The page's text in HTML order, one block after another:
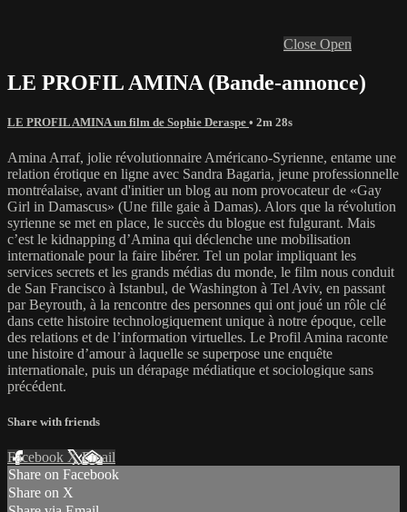
Close Open
LE PROFIL AMINA (Bande-annonce)
LE PROFIL AMINA un film de Sophie Deraspe • 2m 28s
Amina Arraf, jolie révolutionnaire Américano-Syrienne, entame une
relation érotique en ligne avec Sandra Bagaria, jeune professionnelle
montréalaise, avant d'initier un blog au nom provocateur de «Gay
Girl in Damascus» (Une fille gaie à Damas). Alors que la révolution
syrienne se met en place, le succès du blogue est fulgurant. Mais
c’est le kidnapping d’Amina qui déclenche une mobilisation
internationale pour la faire libérer. Tel un polar impliquant les
services secrets et les grands médias du monde, le film nous conduit
de San Francisco à Istanbul, de Washington à Tel Aviv, en passant
par Beyrouth, à la rencontre des personnes qui ont joué un rôle clé
dans cette histoire technologiquement unique à notre époque, celle
des relations et de l’information virtuelles. Le Profil Amina raconte
une histoire d’amour à laquelle se superpose une enquête
internationale, puis un dérapage médiatique et sociologique sans
précédent.
Share with friends
Facebook XEmail
Share on Facebook
Share on X